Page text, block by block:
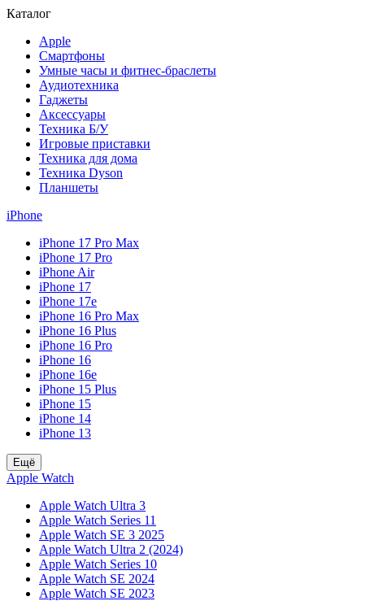
Каталог
Apple
Смартфоны
Умные часы и фитнес-браслеты
Аудиотехника
Гаджеты
Аксессуары
Техника Б/У
Игровые приставки
Техника для дома
Техника Dyson
Планшеты
iPhone
iPhone 17 Pro Max
iPhone 17 Pro
iPhone Air
iPhone 17
iPhone 17e
iPhone 16 Pro Max
iPhone 16 Plus
iPhone 16 Pro
iPhone 16
iPhone 16e
iPhone 15 Plus
iPhone 15
iPhone 14
iPhone 13
Ещё
Apple Watch
Apple Watch Ultra 3
Apple Watch Series 11
Apple Watch SE 3 2025
Apple Watch Ultra 2 (2024)
Apple Watch Series 10
Apple Watch SE 2024
Apple Watch SE 2023